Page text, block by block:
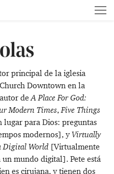
principal de la iglesia
Downtown en la
deA Place For God:
Modern Times,Five Things
lugar para Dios: preguntas
modernos], yVirtually
Digital World [Virtualmente
mundo digital]. Pete está
es cirujana, y tienen dos